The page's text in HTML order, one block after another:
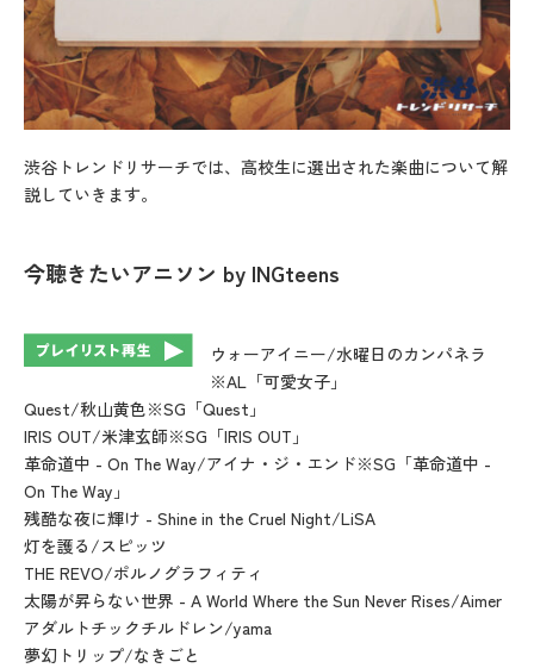
渋谷トレンドリサーチでは、高校生に選出された楽曲について解
説していきます。
今聴きたいアニソン by INGteens
ウォーアイニー/水曜日のカンパネラ
※AL「可愛女子」
Quest/秋山黄色※SG「Quest」
IRIS OUT/米津玄師※SG「IRIS OUT」
革命道中 - On The Way/アイナ・ジ・エンド※SG「革命道中 -
On The Way」
残酷な夜に輝け - Shine in the Cruel Night/LiSA
灯を護る/スピッツ
THE REVO/ポルノグラフィティ
太陽が昇らない世界 - A World Where the Sun Never Rises/Aimer
アダルトチックチルドレン/yama
夢幻トリップ/なきごと